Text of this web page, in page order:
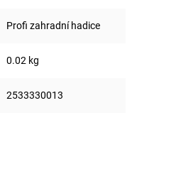
Profi zahradní hadice
0.02 kg
2533330013